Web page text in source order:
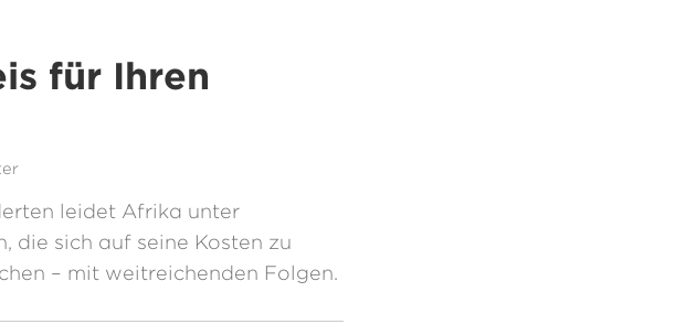
für Ihren
leidet Afrika unter
die sich auf seine Kosten zu
– mit weitreichenden Folgen.